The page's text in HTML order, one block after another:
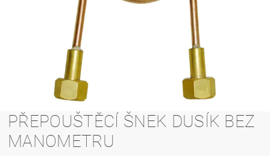
PŘEPOUŠTĚCÍ ŠNEK DUSÍK BEZ
MANOMETRU